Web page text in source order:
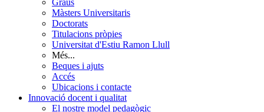
Màsters Universitaris
Doctorats
Titulacions pròpies
Universitat d'Estiu Ramon Llull
Més...
Beques i ajuts
Accés
Ubicacions i contacte
Innovació docent i qualitat
El nostre model pedagògic